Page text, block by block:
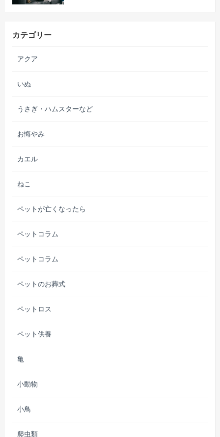
カテゴリー
アクア
いぬ
うさぎ・ハムスターなど
お悔やみ
カエル
ねこ
ペットが亡くなったら
ペットコラム
ペットコラム
ペットのお葬式
ペットロス
ペット供養
亀
小動物
小鳥
爬虫類